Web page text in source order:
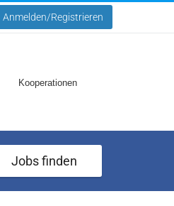
Anmelden/Registrieren
Kooperationen
Jobs finden